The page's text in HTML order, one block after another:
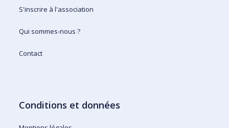
S'inscrire à l'association
Qui sommes-nous ?
Contact
Conditions et données